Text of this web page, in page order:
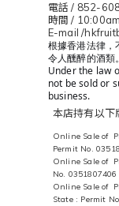
電話 / 852-
時間 /
E-mail /
根據香港法律，
令人醺醉的酒類。
Under the law
not be sold or
business.
本店持有以下
Online Sale of
Permit No.
Online Sale of
No. 0351807406
Online Sale of
State : Permit